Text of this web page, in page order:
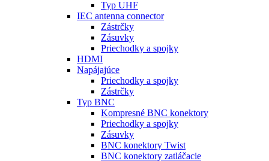
Typ UHF
IEC antenna connector
Zástrčky
Zásuvky
Priechodky a spojky
HDMI
Napájajúce
Priechodky a spojky
Zástrčky
Typ BNC
Kompresné BNC konektory
Priechodky a spojky
Zásuvky
BNC konektory Twist
BNC konektory zatláčacie